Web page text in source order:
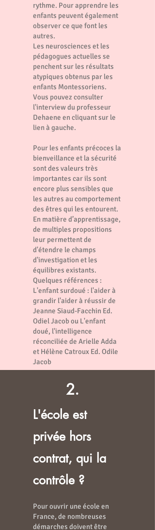
rythme. Pour apprendre les
enfants peuvent également
observer ce que font les
autres.
Les neurosciences et les
pédagogues actuelles se
penchent sur les résultats
atypiques obtenus par les
enfants Montessoriens.
Vous pouvez consulter
l'interview du professeur
Dehaene en cliquant sur le
lien à gauche.
Pour les enfants précoces la
bienveillance et la sécurité
sont des valeurs très
importantes car ils sont
encore plus sensibles que
les autres au comportement
des êtres qui les entourent.
En matière d’apprentissage,
de multiples propositions
leur permettent de
d'étendre le champs
d'investigation et les
équilibres existants.
Quelques références :
L'enfant surdoué : l'aider à
grandir l'aider à réussir de
Jeanne Siaud-Facchin Ed.
Odiel Jacob ou L'enfant
doué, l'intelligence
réconciliée de Arielle Adda
et Hélène Catroux Ed. Odile
Jacob
2.
L'école est
privée hors
contrat, qui la
contrôle ?
Pour ouvrir une école en
France, de nombreuses
démarches doivent être